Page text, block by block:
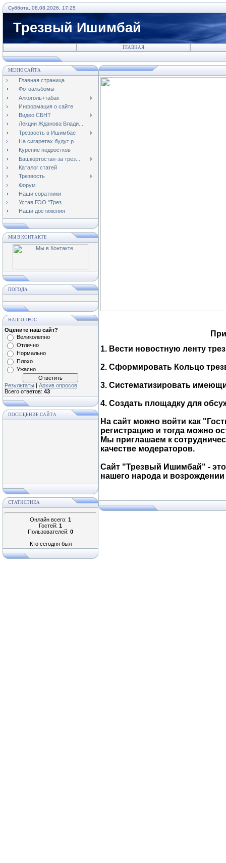
Суббота, 08.08.2026, 17:25
Трезвый Ишимбай
ГЛАВНАЯ
МЕНЮ САЙТА
Главная страница
Фотоальбомы
Алкоголь+табак
Информация о сайте
Видео СБНТ
Лекции Жданова Влади...
Трезвость в Ишимбае
На сигаретах будут р...
Курение подростков
Башкортостан-за трез...
Каталог статей
Трезвость
Форум
Наши соратники
Устав ГОО "Трез...
Наши достижения
МЫ В КОНТАКТЕ
ПОГОДА
НАШ ОПРОС
Оцените наш сайт?
Великолепно
Отлично
Нормально
Плохо
Ужасно
Результаты | Архив опросов
Всего ответов: 43
ПОСЕЩЕНИЕ САЙТА
СТАТИСТИКА
Онлайн всего: 1
Гостей: 1
Пользователей: 0
Кто сегодня был
1. Вести новостную ленту
2. Сформировать Кольцо
3. Систематизировать
4. Создать площадку для
На сайт можно войти как
регистрацию и тогда можно
Мы приглашаем к
качестве модераторов.
Сайт "Трезвый Ишимбай" -
нашего народа и